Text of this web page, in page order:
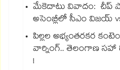
మేకెదాటు వివాదం: చీప్
అసెంబ్లీలో సీఎం విజయ్
పిల్లల అభ్యంతరకర
వార్నింగ్.. తెలంగాణ సహా
!